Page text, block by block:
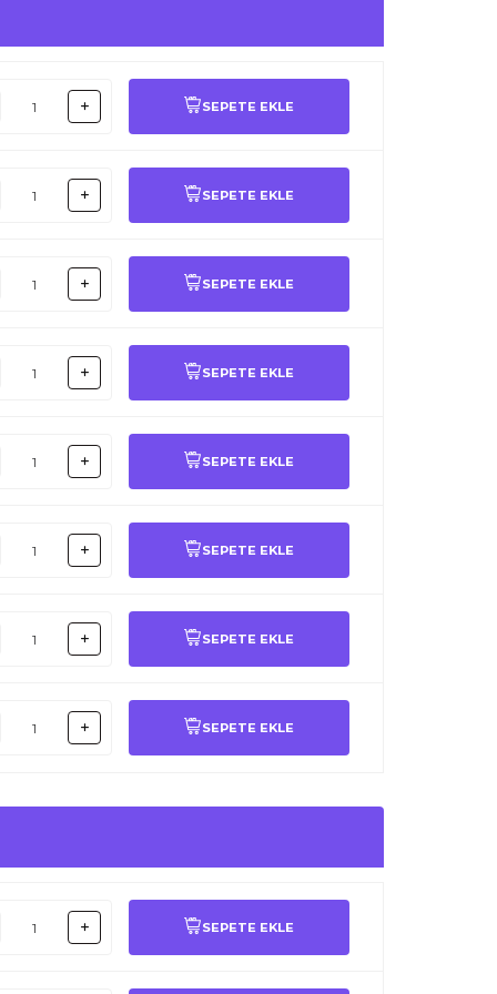
SEPETE EKLE
SEPETE EKLE
SEPETE EKLE
SEPETE EKLE
SEPETE EKLE
SEPETE EKLE
SEPETE EKLE
SEPETE EKLE
SEPETE EKLE